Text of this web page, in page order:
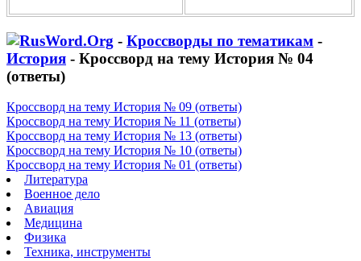
- Кроссворды по тематикам -
История - Кроссворд на тему История № 04
(ответы)
Кроссворд на тему История № 09 (ответы)
Кроссворд на тему История № 11 (ответы)
Кроссворд на тему История № 13 (ответы)
Кроссворд на тему История № 10 (ответы)
Кроссворд на тему История № 01 (ответы)
Литература
Военное дело
Авиация
Медицина
Физика
Техника, инструменты